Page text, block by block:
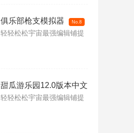
俱乐部枪支模拟器 No.8
轻轻松松宇宙最强编辑铺提
甜瓜游乐园12.0版本中文版
轻轻松松宇宙最强编辑铺提